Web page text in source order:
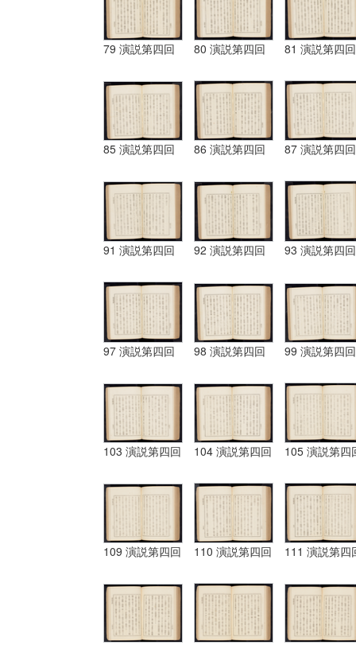
79 演説第四回 80 演説第四回 81 演説第四回
85 演説第四回 86 演説第四回 87 演説第四回
91 演説第四回 92 演説第四回 93 演説第四回
97 演説第四回 98 演説第四回 99 演説第四回
103 演説第四回 104 演説第四回 105 演説第四
109 演説第四回 110 演説第四回 111 演説第四